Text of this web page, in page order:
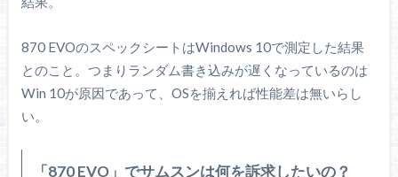
870 EVOのスペックシートはWindows 10で測定した結果
とのこと。つまりランダム書き込みが遅くなっているのは
Win 10が原因であって、OSを揃えれば性能差は無いらし
い。
「870 EVO」でサムスンは何を訴求したいの？